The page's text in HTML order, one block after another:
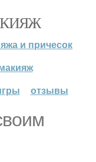
и причесок
отзывы